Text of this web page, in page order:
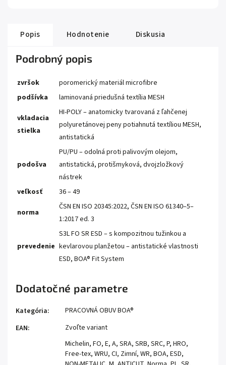
Popis Hodnotenie Diskusia
Podrobný popis
zvršok
poromerický materiál microfibre
podšívka
laminovaná priedušná textília MESH
vkladacia
stielka
HI-POLY – anatomicky tvarovaná z ľahčenej
polyuretánovej peny potiahnutá textíliou MESH,
antistatická
podošva
PU/PU – odolná proti palivovým olejom,
antistatická, protišmyková, dvojzložkový
nástrek
veľkosť
36 – 49
norma
ČSN EN ISO 20345:2022, ČSN EN ISO 61340–5–
1:2017 ed. 3
prevedenie
S3L FO SR ESD – s kompozitnou tužinkou a
kevlarovou planžetou – antistatické vlastnosti
ESD, BOA® Fit System
Dodatočné parametre
Kategória:
PRACOVNÁ OBUV BOA®
EAN: Zvoľte variant
Michelin, FO, E, A, SRA, SRB, SRC, P, HRO,
Free-tex, WRU, CI, Zimní, WR, BOA, ESD,